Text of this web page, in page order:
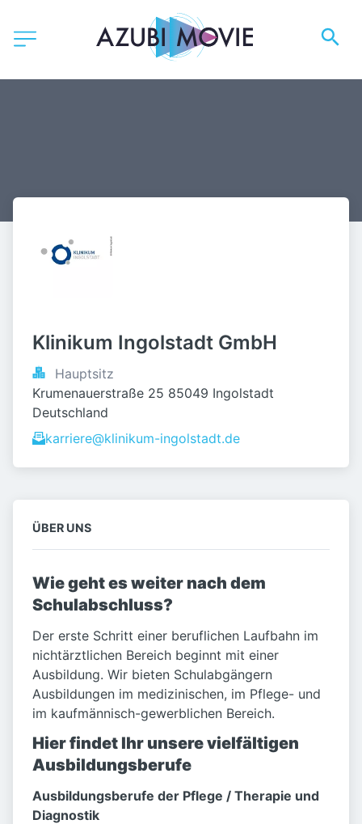
Klinikum Ingolstadt GmbH
Hauptsitz
Krumenauerstraße 25 85049 Ingolstadt
Deutschland
karriere@klinikum-ingolstadt.de
ÜBER UNS
Wie geht es weiter nach dem
Schulabschluss?
Der erste Schritt einer beruflichen Laufbahn im
nichtärztlichen Bereich beginnt mit einer
Ausbildung. Wir bieten Schulabgängern
Ausbildungen im medizinischen, im Pflege- und
im kaufmännisch-gewerblichen Bereich.
Hier findet Ihr unsere vielfältigen
Ausbildungsberufe
Ausbildungsberufe der Pflege / Therapie und
Diagnostik